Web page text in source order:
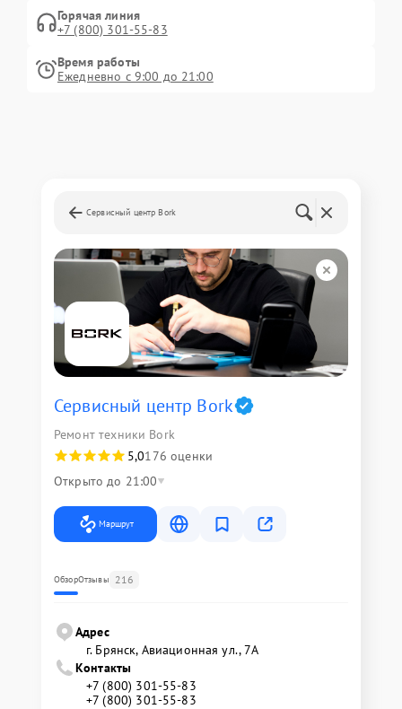
Горячая линия
+7 (800) 301-55-83
Время работы
Ежедневно с 9:00 до 21:00
Сервисный центр Bork
Сервисный центр Bork
Ремонт техники Bork
5,0176 оценки
Открыто до 21:00
Маршрут
ОбзорОтзывы 216
Адрес
г. Брянск, Авиационная ул., 7А
Контакты
+7 (800) 301-55-83
+7 (800) 301-55-83